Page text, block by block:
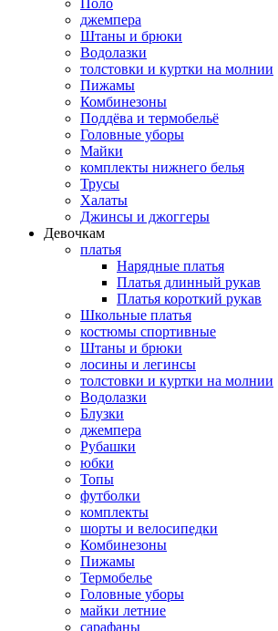
Поло
джемпера
Штаны и брюки
Водолазки
толстовки и куртки на молнии
Пижамы
Комбинезоны
Поддёва и термобельё
Головные уборы
Майки
комплекты нижнего белья
Трусы
Халаты
Джинсы и джоггеры
Девочкам
платья
Нарядные платья
Платья длинный рукав
Платья короткий рукав
Школьные платья
костюмы спортивные
Штаны и брюки
лосины и легинсы
толстовки и куртки на молнии
Водолазки
Блузки
джемпера
Рубашки
юбки
Топы
футболки
комплекты
шорты и велосипедки
Комбинезоны
Пижамы
Термобелье
Головные уборы
майки летние
сарафаны